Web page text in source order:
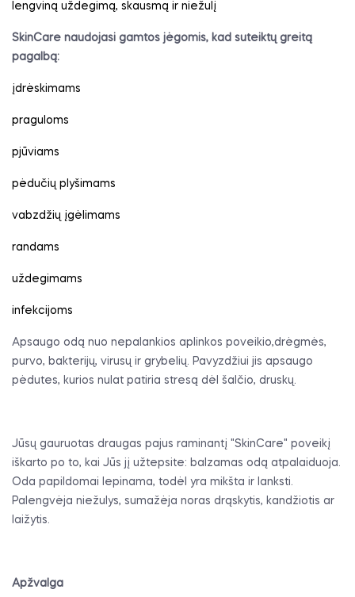
lengviną uždegimą, skausmą ir niežulį
SkinCare naudojasi gamtos jėgomis, kad suteiktų greitą
pagalbą:
įdrėskimams
praguloms
pjūviams
pėdučių plyšimams
vabzdžių įgėlimams
randams
uždegimams
infekcijoms
Apsaugo odą nuo nepalankios aplinkos poveikio,drėgmės,
purvo, bakterijų, virusų ir grybelių. Pavyzdžiui jis apsaugo
pėdutes, kurios nulat patiria stresą dėl šalčio, druskų.
Jūsų gauruotas draugas pajus raminantį "SkinCare" poveikį
iškarto po to, kai Jūs jį užtepsite: balzamas odą atpalaiduoja.
Oda papildomai lepinama, todėl yra mikšta ir lanksti.
Palengvėja niežulys, sumažėja noras drąskytis, kandžiotis ar
laižytis.
Apžvalga